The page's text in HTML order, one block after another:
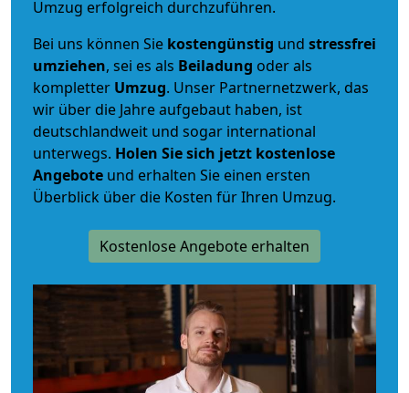
Umzug erfolgreich durchzuführen.
Bei uns können Sie kostengünstig und stressfrei
umziehen, sei es als Beiladung oder als
kompletter Umzug. Unser Partnernetzwerk, das
wir über die Jahre aufgebaut haben, ist
deutschlandweit und sogar international
unterwegs. Holen Sie sich jetzt kostenlose
Angebote und erhalten Sie einen ersten
Überblick über die Kosten für Ihren Umzug.
Kostenlose Angebote erhalten